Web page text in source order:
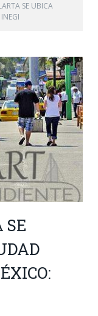
SE UBICA
SE